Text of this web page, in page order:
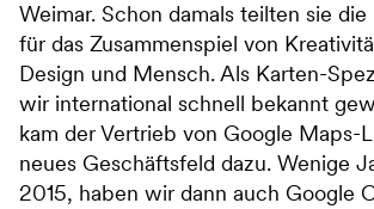
Weimar. Schon damals teilten sie die
für das Zusammenspiel von
Design und Mensch. Als Karten-
wir international schnell bekannt
kam der Vertrieb von Google Maps-
neues Geschäftsfeld dazu. Wenige
2015, haben wir dann auch Google